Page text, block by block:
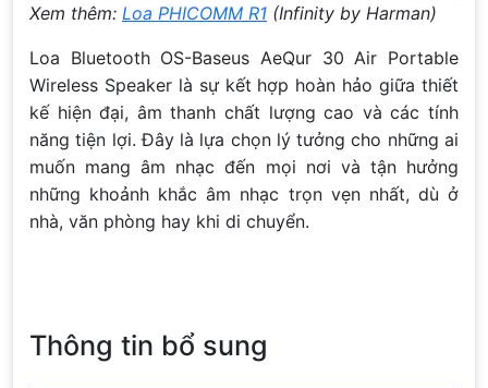
Xem thêm: Loa PHICOMM R1 (Infinity by Harman)
Loa Bluetooth OS-Baseus AeQur 30 Air Portable
Wireless Speaker là sự kết hợp hoàn hảo giữa thiết
kế hiện đại, âm thanh chất lượng cao và các tính
năng tiện lợi. Đây là lựa chọn lý tưởng cho những ai
muốn mang âm nhạc đến mọi nơi và tận hưởng
những khoảnh khắc âm nhạc trọn vẹn nhất, dù ở
nhà, văn phòng hay khi di chuyển.
Thông tin bổ sung